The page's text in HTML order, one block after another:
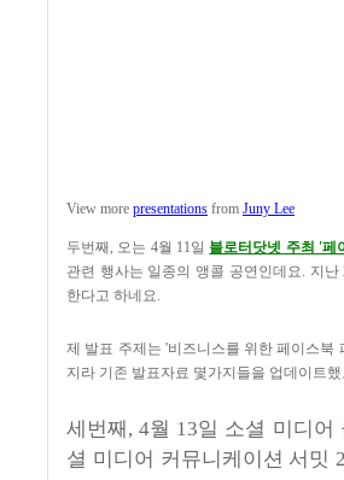
View more presentations from Juny Lee
두번째, 오는 4월 11일 블로터닷넷 주최 '페
관련 행사는 일종의 앵콜 공연인데요. 지
한다고 하네요.
제 발표 주제는 '비즈니스를 위한 페이스북
지라 기존 발표자료 몇가지들을 업데이트
세번째, 4월 13일 소셜 미디어
셜 미디어 커뮤니케이션 서밋